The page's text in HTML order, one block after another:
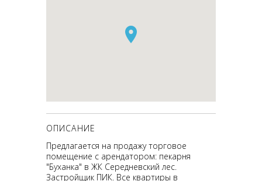
ОПИСАНИЕ
Предлагается на продажу торговое
помещение с арендатором: пекарня
"Буханка" в ЖК Середневский лес.
Застройщик ПИК. Все квартиры в